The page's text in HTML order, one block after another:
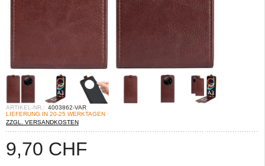
ARTIKEL-NR.: 4003862-VAR
LIEFERUNG IN 20-25 WERKTAGEN
ZZGL. VERSANDKOSTEN
9,70 CHF